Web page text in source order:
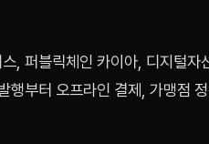
, 퍼블릭체인 카이아, 디지털자
행부터 오프라인 결제, 가맹점